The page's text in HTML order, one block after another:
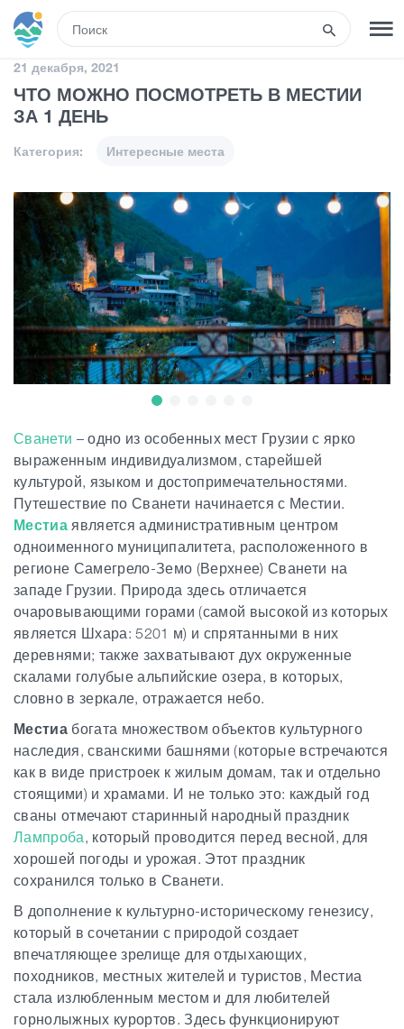
РЕГИСТРАЦИЯ ВХОД
Туры
Гостиницы
Транспорт
Развлечения
Грузия
21 декабря, 2021
ЧТО МОЖНО ПОСМОТРЕТЬ В МЕСТИИ
ЗА 1 ДЕНЬ
Категория: Интересные места
Сванети – одно из особенных мест Грузии с ярко
выраженным индивидуализмом, старейшей
культурой, языком и достопримечательностями.
Путешествие по Сванети начинается с Местии.
Местиаявляется административным центром
одноименного муниципалитета, расположенного в
регионе Самегрело-Земо (Верхнее) Сванети на
западе Грузии. Природа здесь отличается
очаровывающими горами (самой высокой из которых
является Шхара: 5201 м) и спрятанными в них
деревнями; также захватывают дух окруженные
скалами голубые альпийские озера, в которых,
словно в зеркале, отражается небо.
Местиабогата множеством объектов культурного
наследия, сванскими башнями (которые встречаются
как в виде пристроек к жилым домам, так и отдельно
стоящими) и храмами. И не только это: каждый год
сваны отмечают старинный народный праздник
Лампроба, который проводится перед весной, для
хорошей погоды и урожая. Этот праздник
сохранился только в Сванети.
В дополнение к культурно-историческому генезису,
который в сочетании с природой создает
впечатляющее зрелище для отдыхающих,
походников, местных жителей и туристов, Местиа
стала излюбленным местом и для любителей
горнолыжных курортов. Здесь функционируют